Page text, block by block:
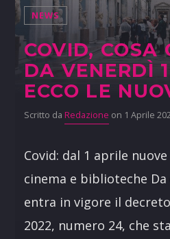
NEWS
COVID, COSA
DA VENERDÌ
ECCO LE
Scritto da Redazione on 1 Aprile
Covid: dal 1 aprile
cinema e biblioteche
entra in vigore il
2022, numero 24, che